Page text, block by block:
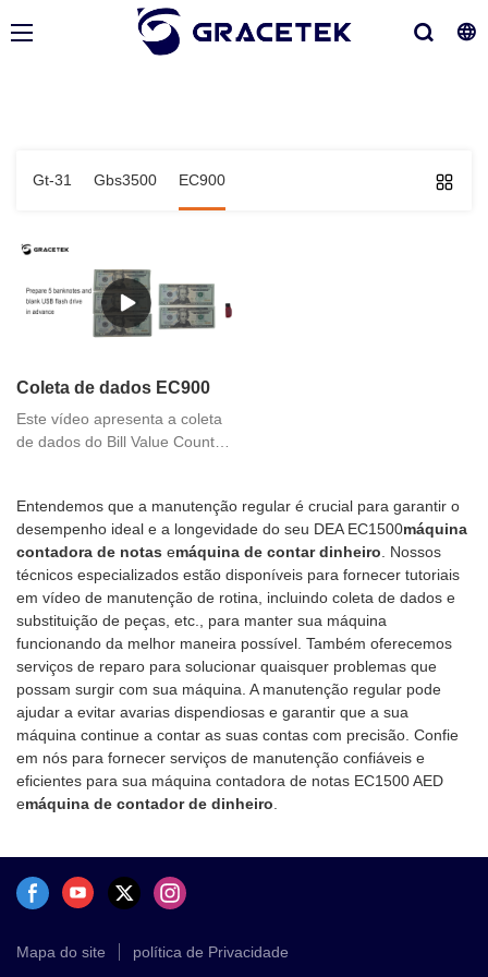
Gt-31 Gbs3500 EC900
Entendemos que a manutenção regular é crucial para garantir o
desempenho ideal e a longevidade do seu DEA EC1500máquina
contadora de notas emáquina de contar dinheiro. Nossos
técnicos especializados estão disponíveis para fornecer tutoriais
em vídeo de manutenção de rotina, incluindo coleta de dados e
substituição de peças, etc., para manter sua máquina
funcionando da melhor maneira possível. Também oferecemos
serviços de reparo para solucionar quaisquer problemas que
possam surgir com sua máquina. A manutenção regular pode
ajudar a evitar avarias dispendiosas e garantir que a sua
máquina continue a contar as suas contas com precisão. Confie
em nós para fornecer serviços de manutenção confiáveis ​​e
eficientes para sua máquina contadora de notas EC1500 AED
emáquina de contador de dinheiro.
Coleta de dados EC900
Este vídeo apresenta a coleta
de dados do Bill Value Counter
contato conosco
Mapa do site política de Privacidade